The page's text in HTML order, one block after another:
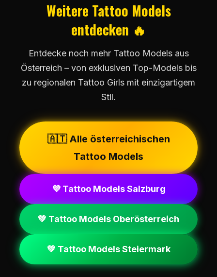
Weitere Tattoo Models
entdecken 🔥
Entdecke noch mehr Tattoo Models aus
Österreich – von exklusiven Top-Models bis
zu regionalen Tattoo Girls mit einzigartigem
Stil.
🇦🇹 Alle österreichischen
Tattoo Models
💜 Tattoo Models Salzburg
💚 Tattoo Models Oberösterreich
💚 Tattoo Models Steiermark